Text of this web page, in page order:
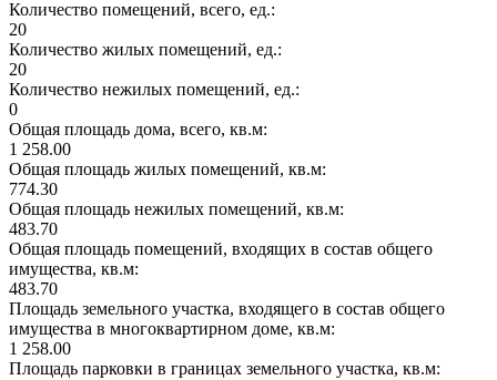
Количество помещений, всего, ед.:
20
Количество жилых помещений, ед.:
20
Количество нежилых помещений, ед.:
0
Общая площадь дома, всего, кв.м:
1 258.00
Общая площадь жилых помещений, кв.м:
774.30
Общая площадь нежилых помещений, кв.м:
483.70
Общая площадь помещений, входящих в состав общего
имущества, кв.м:
483.70
Площадь земельного участка, входящего в состав общего
имущества в многоквартирном доме, кв.м:
1 258.00
Площадь парковки в границах земельного участка, кв.м: